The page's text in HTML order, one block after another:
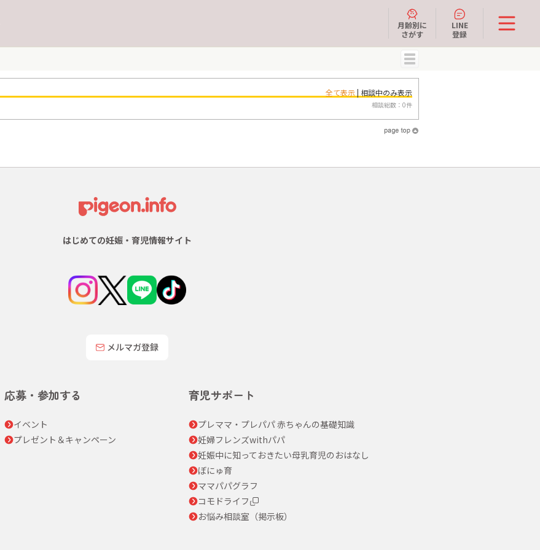
月齢別に
さがす
LINE
登録
MENU
全て表示| 相談中のみ表示
相談総数：0件
はじめての妊娠・育児情報サイト
メルマガ登録
応募・参加する
イベント
プレゼント＆キャンペーン
育児サポート
プレママ・プレパパ 赤ちゃんの基礎知識
妊婦フレンズwithパパ
妊娠中に知っておきたい母乳育児のおはなし
ぼにゅ育
ママパパグラフ
コモドライフ
お悩み相談室（掲示板）